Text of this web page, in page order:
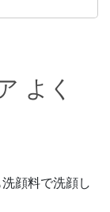
よく
顔料で洗顔し